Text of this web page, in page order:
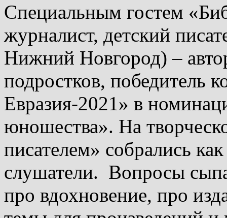
Специальным гостем
журналист, детский
Нижний Новгород) –
подростков, победитель
Евразия-2021» в
юношества». На
писателем» собрались
слушатели. Вопросы
про вдохновение, про